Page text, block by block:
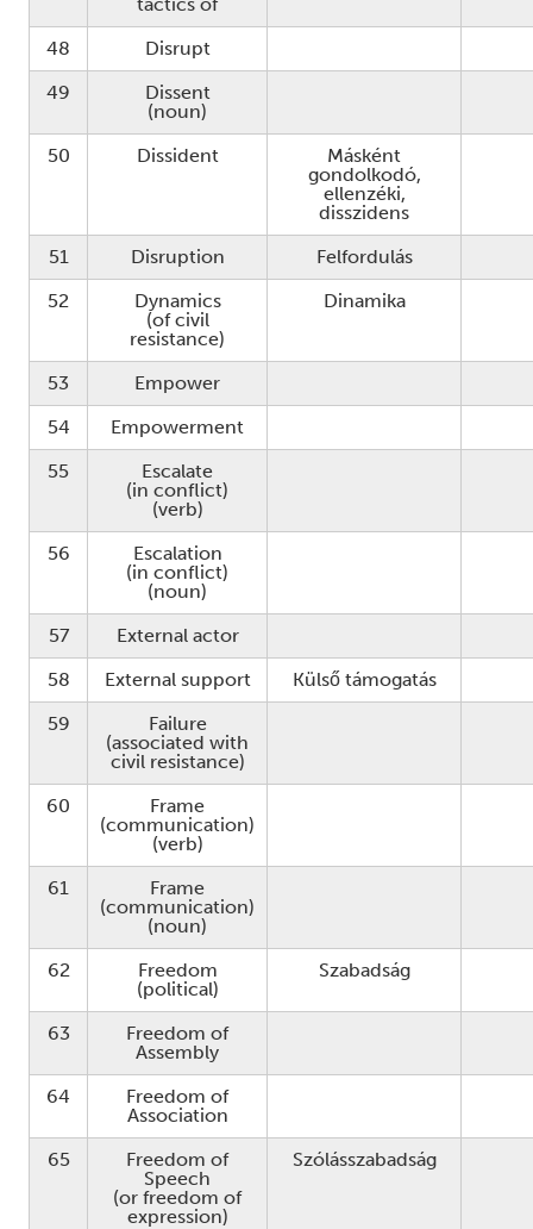
48
Disrupt
49
Dissent
(noun)
50
Dissident
Másként
gondolkodó,
ellenzéki,
disszidens
51
Disruption
Felfordulás
52
Dynamics
(of civil
resistance)
Dinamika
53
Empower
54
Empowerment
55
Escalate
(in conflict)
(verb)
56
Escalation
(in conflict)
(noun)
57
External actor
58
External support
Külső támogatás
59
Failure
(associated with
civil resistance)
60
Frame
(communication)
(verb)
61
Frame
(communication)
(noun)
62
Freedom
(political)
Szabadság
63
Freedom of
Assembly
64
Freedom of
Association
65
Freedom of
Speech
(or freedom of
expression)
Szólásszabadság